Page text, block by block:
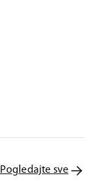
Pogledajte sve